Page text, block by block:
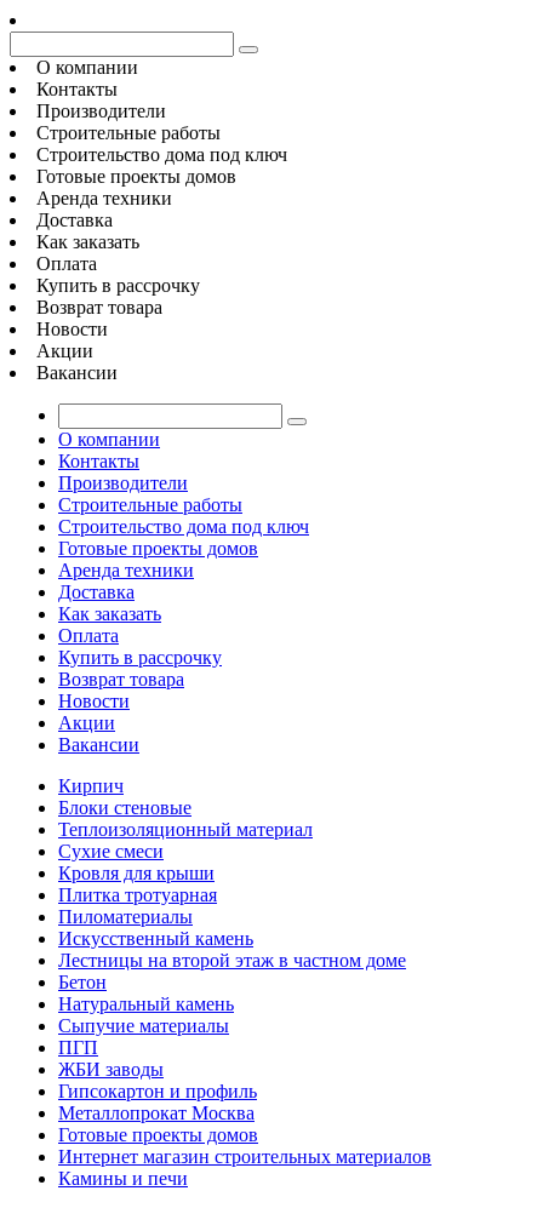
О компании
Контакты
Производители
Строительные работы
Строительство дома под ключ
Готовые проекты домов
Аренда техники
Доставка
Как заказать
Оплата
Купить в рассрочку
Возврат товара
Новости
Акции
Вакансии
О компании
Контакты
Производители
Строительные работы
Строительство дома под ключ
Готовые проекты домов
Аренда техники
Доставка
Как заказать
Оплата
Купить в рассрочку
Возврат товара
Новости
Акции
Вакансии
Кирпич
Блоки стеновые
Теплоизоляционный материал
Сухие смеси
Кровля для крыши
Плитка тротуарная
Пиломатериалы
Искусственный камень
Лестницы на второй этаж в частном доме
Бетон
Натуральный камень
Сыпучие материалы
ПГП
ЖБИ заводы
Гипсокартон и профиль
Металлопрокат Москва
Готовые проекты домов
Интернет магазин строительных материалов
Камины и печи